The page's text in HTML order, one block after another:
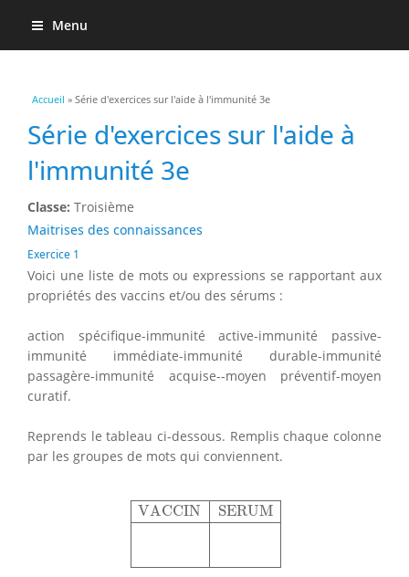
Menu
Vous êtes ici
Accueil » Série d'exercices sur l'aide à l'immunité 3e
Série d'exercices sur l'aide à
l'immunité 3e
Classe: Troisième
Maitrises des connaissances
Exercice 1
Voici une liste de mots ou expressions se rapportant aux
propriétés des vaccins et/ou des sérums :
action spécifique-immunité active-immunité passive-
immunité immédiate-immunité durable-immunité
passagère-immunité acquise--moyen préventif-moyen
curatif.
Reprends le tableau ci-dessous. Remplis chaque colonne
par les groupes de mots qui conviennent.
VACCIN SERUM
VACCINSERUM